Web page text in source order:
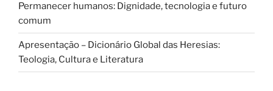
Permanecer humanos: Dignidade, tecnologia e futuro
comum
Apresentação – Dicionário Global das Heresias:
Teologia, Cultura e Literatura